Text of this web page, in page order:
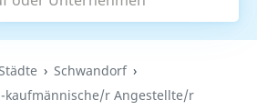
Schwandorf
kaufmännische/r Angestellte/r